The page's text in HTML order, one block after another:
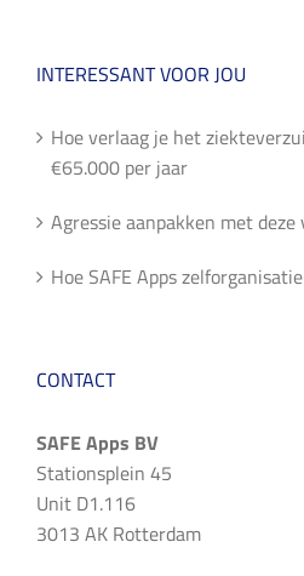
INTERESSANT VOOR JOU
Hoe verlaag je het
€65.000 per jaar
Agressie aanpakken met
Hoe SAFE Apps
CONTACT
SAFE Apps BV
Stationsplein 45
Unit D1.116
3013 AK Rotterdam